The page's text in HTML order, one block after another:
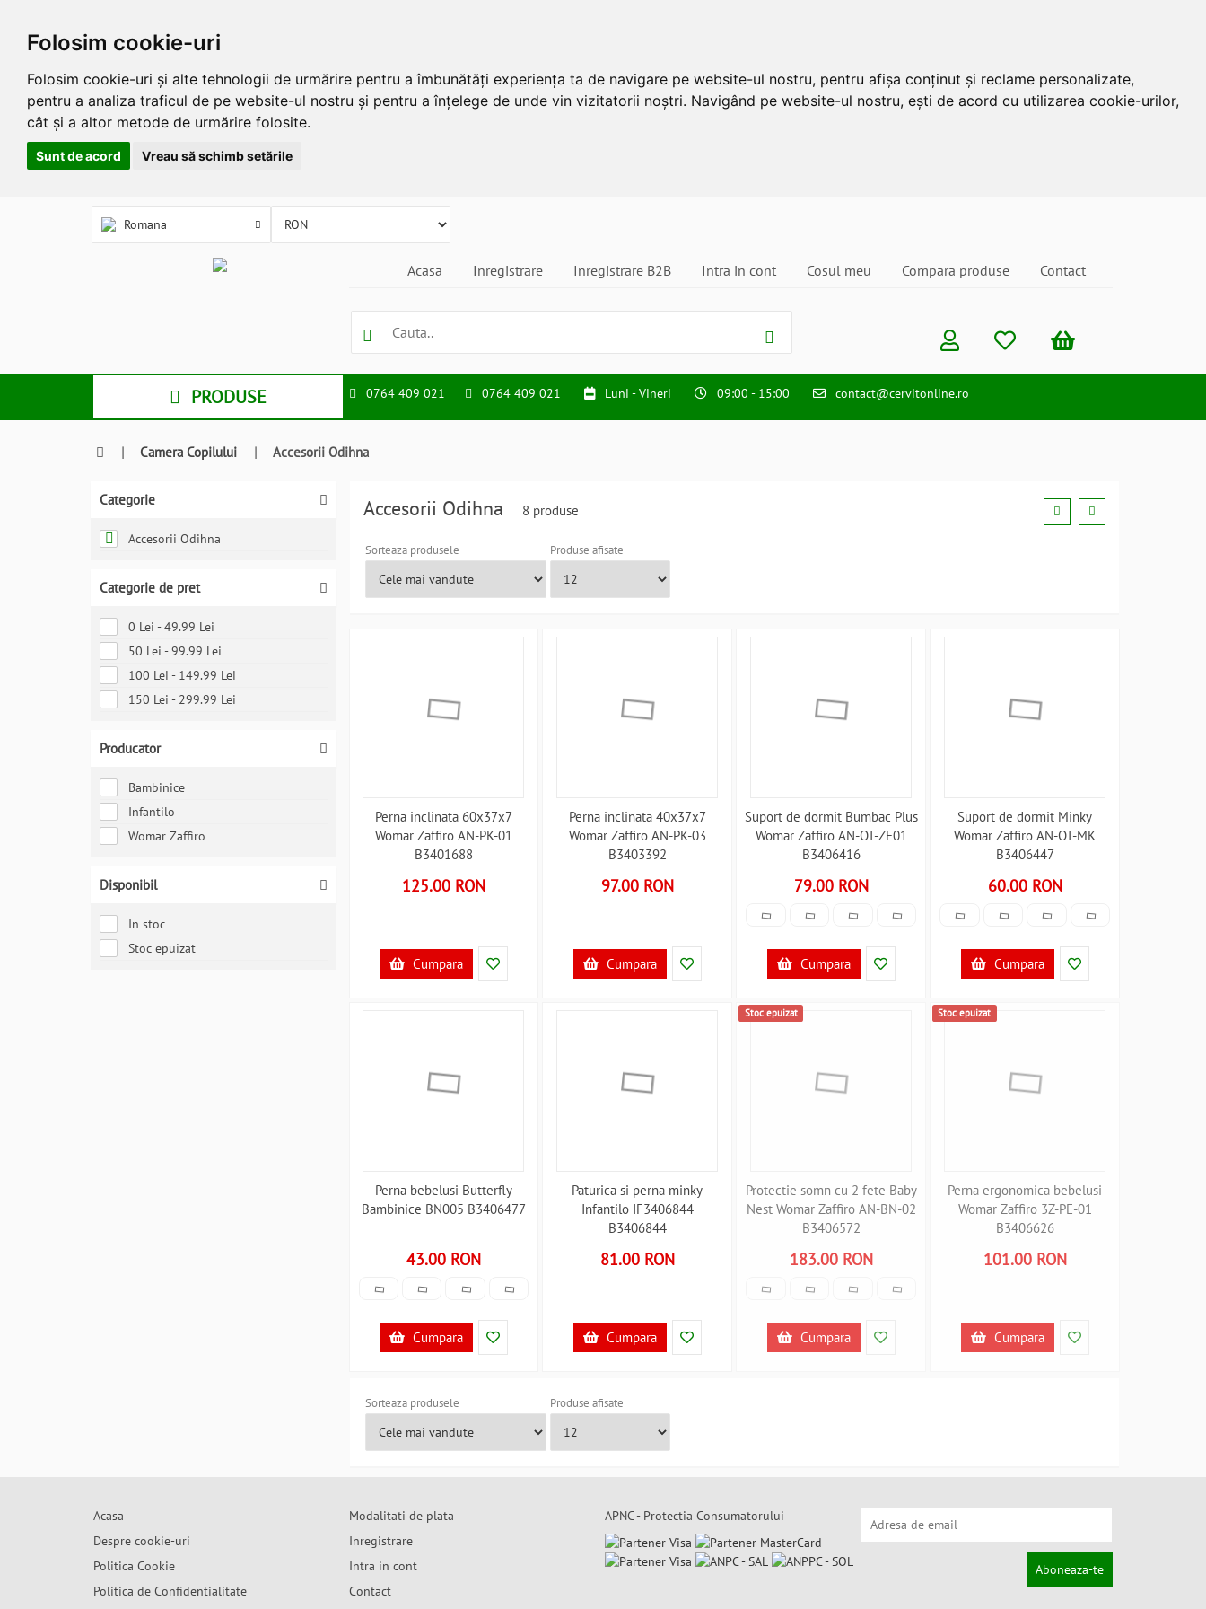
Folosim cookie-uri
Folosim cookie-uri și alte tehnologii de urmărire pentru a îmbunătăți experiența ta de navigare pe website-ul nostru, pentru afișa conținut și reclame personalizate,
pentru a analiza traficul de pe website-ul nostru și pentru a înțelege de unde vin vizitatorii noștri. Navigând pe website-ul nostru, ești de acord cu utilizarea cookie-urilor,
cât și a altor metode de urmărire folosite.
Sunt de acord Vreau să schimb setările
Romana
Acasa Inregistrare Inregistrare B2B Intra in cont Cosul meu Compara produse Contact
PRODUSE 0764 409 021 0764 409 021 Luni - Vineri 09:00 - 15:00 contact@cervitonline.ro
| Camera Copilului | Accesorii Odihna
Categorie
Accesorii Odihna
Categorie de pret
0 Lei - 49.99 Lei
50 Lei - 99.99 Lei
100 Lei - 149.99 Lei
150 Lei - 299.99 Lei
Producator
Bambinice
Infantilo
Womar Zaffiro
Disponibil
In stoc
Stoc epuizat
Accesorii Odihna 8 produse
Sorteaza produsele Produse afisate
Perna inclinata 60x37x7
Womar Zaffiro AN-PK-01
B3401688
125.00 RON
Cumpara
Perna inclinata 40x37x7
Womar Zaffiro AN-PK-03
B3403392
97.00 RON
Cumpara
Suport de dormit Bumbac Plus
Womar Zaffiro AN-OT-ZF01
B3406416
79.00 RON
Cumpara
Suport de dormit Minky
Womar Zaffiro AN-OT-MK
B3406447
60.00 RON
Cumpara
Perna bebelusi Butterfly
Bambinice BN005 B3406477
43.00 RON
Cumpara
Paturica si perna minky
Infantilo IF3406844
B3406844
81.00 RON
Cumpara
Stoc epuizat
Protectie somn cu 2 fete Baby
Nest Womar Zaffiro AN-BN-02
B3406572
183.00 RON
Cumpara
Stoc epuizat
Perna ergonomica bebelusi
Womar Zaffiro 3Z-PE-01
B3406626
101.00 RON
Cumpara
Sorteaza produsele Produse afisate
Acasa
Despre cookie-uri
Politica Cookie
Politica de Confidentialitate
Modalitati de plata
Inregistrare
Intra in cont
Contact
APNC - Protectia Consumatorului
Aboneaza-te